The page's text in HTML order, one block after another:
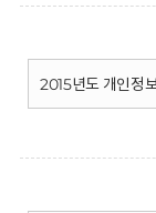
2015년도 개인정